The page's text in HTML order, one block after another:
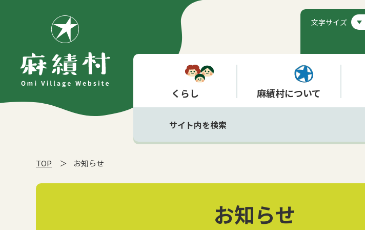
文字サイズ
くらし 麻績村について
サイト内を検索
TOP お知らせ
お知らせ